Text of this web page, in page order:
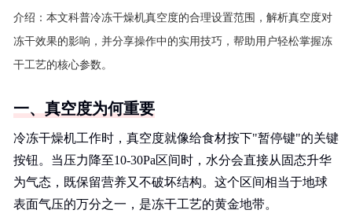
介绍： 本文科普冷冻干燥机真空度的合理设置范围，解析真空度对
冻干效果的影响，并分享操作中的实用技巧，帮助用户轻松掌握冻
干工艺的核心参数。
一、真空度为何重要
冷冻干燥机工作时，真空度就像给食材按下"暂停键"的关键
按钮。当压力降至10-30Pa区间时，水分会直接从固态升华
为气态，既保留营养又不破坏结构。这个区间相当于地球
表面气压的万分之一，是冻干工艺的黄金地带。